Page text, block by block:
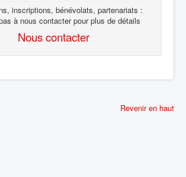
inscriptions, bénévolats, partenariats :
à nous contacter pour plus de détails
Nous contacter
Revenir en haut